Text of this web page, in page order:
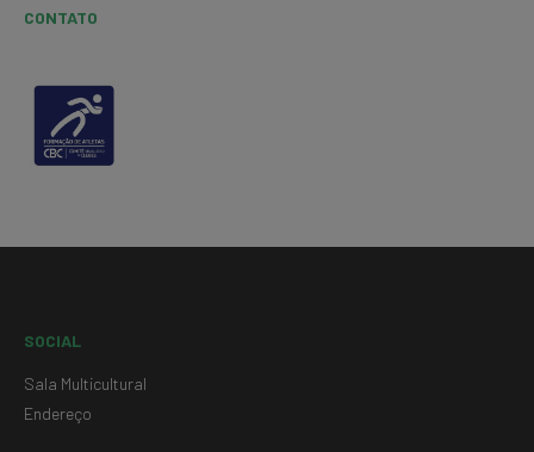
CONTATO
SOCIAL
Sala Multicultural
Endereço